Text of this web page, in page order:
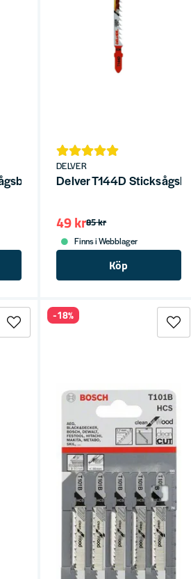
för Metall (5-P)
DELVER
Delver T144D
85 kr
49 kr
Finns i Webblager
Köp
-18%